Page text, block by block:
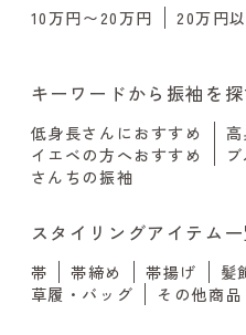
10万円〜20万円 20万円
キーワードから振袖を探
低身長さんにおすすめ
イエベの方へおすすめ
さんちの振袖
スタイリングアイテム
帯 帯締め 帯揚げ 髪
草履・バッグ
その他商品